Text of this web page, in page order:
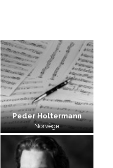
Peder Holtermann
Norvège